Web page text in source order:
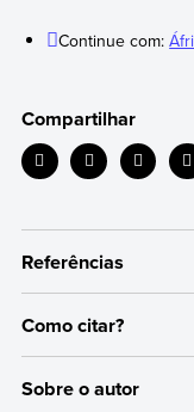
Continue com:
Compartilhar
Referências
Todas as
fontes bibliográficas
um conteúdo
editoriais.
Como citar?
dar crédito aos
Sobre o autor